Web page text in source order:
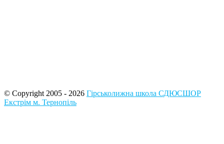
© Copyright 2005 - 2026 Гірськолижна школа СДЮСШОР
Екстрім м. Тернопіль